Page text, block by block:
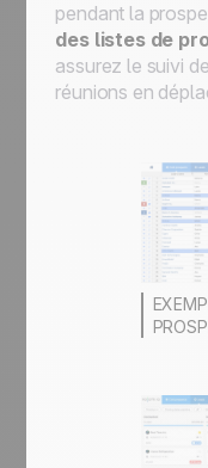
pendant la
des listes de
assurez le suivi
réunions en